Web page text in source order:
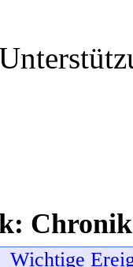
Wichtige